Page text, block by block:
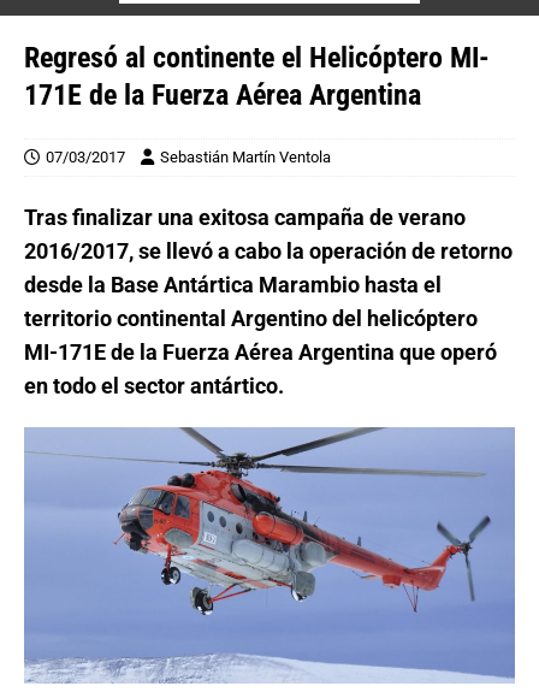
Regresó al continente el Helicóptero MI-
171E de la Fuerza Aérea Argentina
07/03/2017 Sebastián Martín Ventola
Tras finalizar una exitosa campaña de verano
2016/2017, se llevó a cabo la operación de retorno
desde la Base Antártica Marambio hasta el
territorio continental Argentino del helicóptero
MI-171E de la Fuerza Aérea Argentina que operó
en todo el sector antártico.